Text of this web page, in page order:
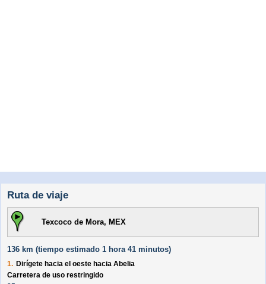
Ruta de viaje
Texcoco de Mora, MEX
136 km (tiempo estimado 1 hora 41 minutos)
1. Dirígete hacia el oeste hacia Abelia
Carretera de uso restringido